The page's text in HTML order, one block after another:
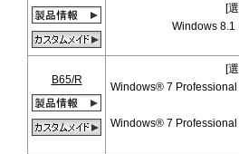
[
Windows 8.1
B65/R
[
Windows® 7
Windows® 7